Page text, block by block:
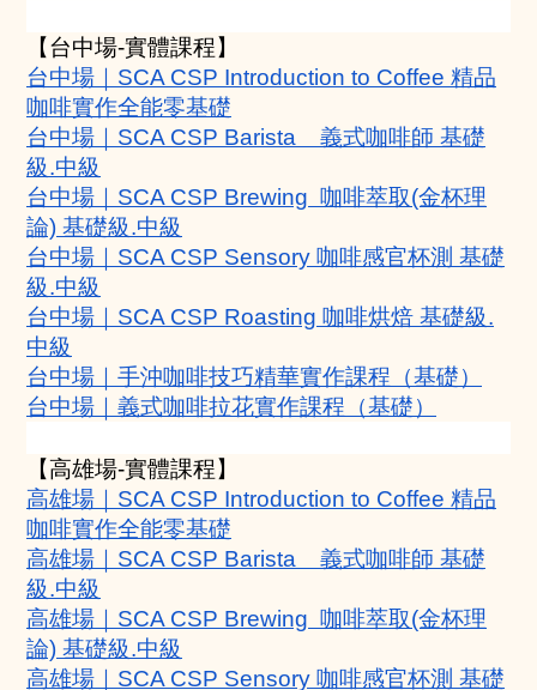
【台中場-實體課程】
台中場｜SCA CSP Introduction to Coffee 精品
咖啡實作全能零基礎
台中場｜SCA CSP Barista    義式咖啡師 基礎
級.中級
台中場｜SCA CSP Brewing  咖啡萃取(金杯理
論) 基礎級.中級
台中場｜SCA CSP Sensory 咖啡感官杯測 基礎
級.中級
台中場｜SCA CSP Roasting 咖啡烘焙 基礎級.
中級
台中場｜手沖咖啡技巧精華實作課程（基礎）
台中場｜義式咖啡拉花實作課程（基礎）
【高雄場-實體課程】
高雄場｜SCA CSP Introduction to Coffee 精品
咖啡實作全能零基礎
高雄場｜SCA CSP Barista    義式咖啡師 基礎
級.中級
高雄場｜SCA CSP Brewing  咖啡萃取(金杯理
論) 基礎級.中級
高雄場｜SCA CSP Sensory 咖啡感官杯測 基礎